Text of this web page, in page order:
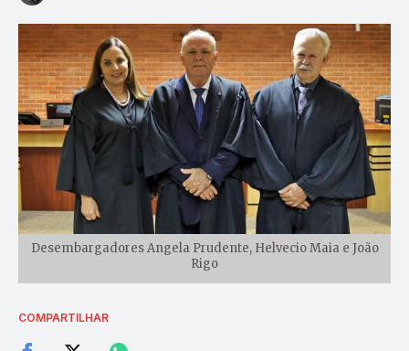
Desembargadores Angela Prudente, Helvecio Maia e João
Rigo
COMPARTILHAR